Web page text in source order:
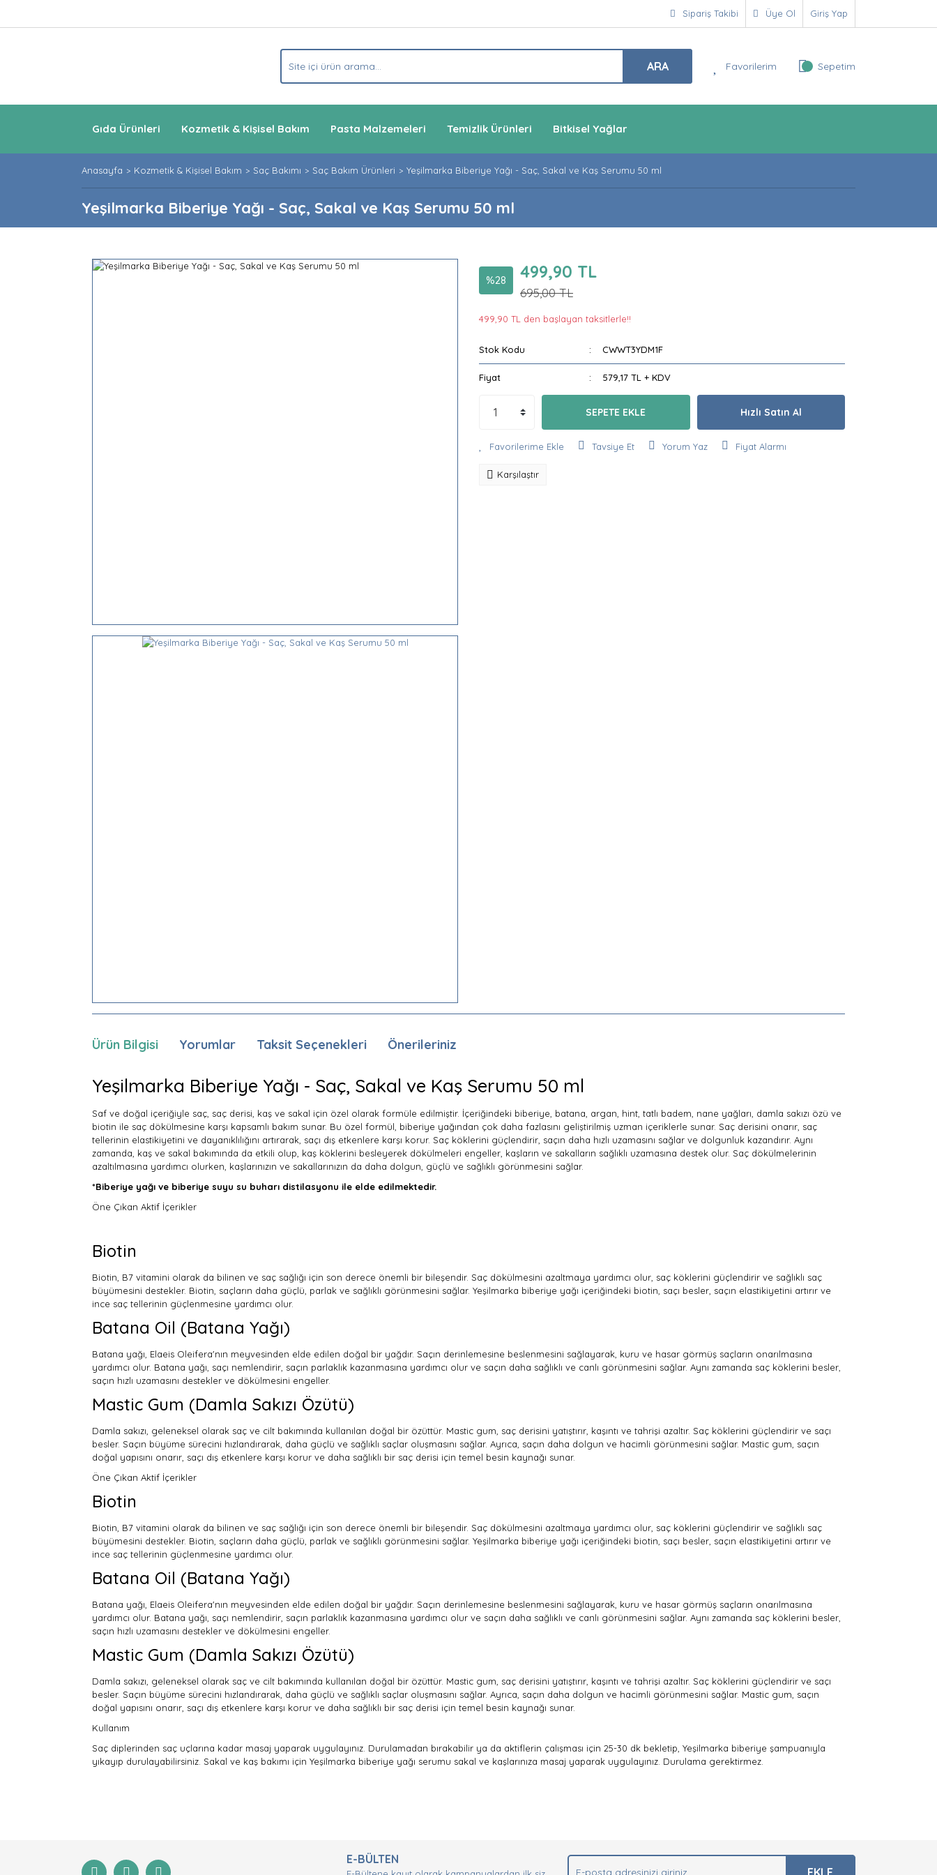
Sipariş Takibi Üye Ol Giriş Yap
ARA Favorilerim Sepetim
Gıda Ürünleri Kozmetik & Kişisel Bakım Pasta Malzemeleri Temizlik Ürünleri Bitkisel Yağlar
Anasayfa Kozmetik & Kişisel Bakım Saç Bakımı Saç Bakım Ürünleri Yeşilmarka Biberiye Yağı - Saç, Sakal ve Kaş Serumu 50 ml
Yeşilmarka Biberiye Yağı - Saç, Sakal ve Kaş Serumu 50 ml
%28 499,90 TL
695,00 TL
499,90 TL den başlayan taksitlerle!!
Stok Kodu CWWT3YDM1F
Fiyat 579,17 TL + KDV
SEPETE EKLE Hızlı Satın Al
Tavsiye Et Yorum Yaz Fiyat Alarmı
Karşılaştır
Ürün Bilgisi Yorumlar Taksit Seçenekleri Önerileriniz
Yeşilmarka Biberiye Yağı - Saç, Sakal ve Kaş Serumu 50 ml
Saf ve doğal içeriğiyle saç, saç derisi, kaş ve sakal için özel olarak formüle edilmiştir. İçeriğindeki biberiye, batana, argan, hint, tatlı badem, nane yağları, damla sakızı özü ve
biotin ile saç dökülmesine karşı kapsamlı bakım sunar. Bu özel formül, biberiye yağından çok daha fazlasını geliştirilmiş uzman içeriklerle sunar. Saç derisini onarır, saç
tellerinin elastikiyetini ve dayanıklılığını artırarak, saçı dış etkenlere karşı korur. Saç köklerini güçlendirir, saçın daha hızlı uzamasını sağlar ve dolgunluk kazandırır. Aynı
zamanda, kaş ve sakal bakımında da etkili olup, kaş köklerini besleyerek dökülmeleri engeller, kaşların ve sakalların sağlıklı uzamasına destek olur. Saç dökülmelerinin
azaltılmasına yardımcı olurken, kaşlarınızın ve sakallarınızın da daha dolgun, güçlü ve sağlıklı görünmesini sağlar.
*Biberiye yağı ve biberiye suyu su buharı distilasyonu ile elde edilmektedir.
Öne Çıkan Aktif İçerikler
Biotin
Biotin, B7 vitamini olarak da bilinen ve saç sağlığı için son derece önemli bir bileşendir. Saç dökülmesini azaltmaya yardımcı olur, saç köklerini güçlendirir ve sağlıklı saç
büyümesini destekler. Biotin, saçların daha güçlü, parlak ve sağlıklı görünmesini sağlar. Yeşilmarka biberiye yağı içeriğindeki biotin, saçı besler, saçın elastikiyetini artırır ve
ince saç tellerinin güçlenmesine yardımcı olur.
Batana Oil (Batana Yağı)
Batana yağı, Elaeis Oleifera'nın meyvesinden elde edilen doğal bir yağdır. Saçın derinlemesine beslenmesini sağlayarak, kuru ve hasar görmüş saçların onarılmasına
yardımcı olur. Batana yağı, saçı nemlendirir, saçın parlaklık kazanmasına yardımcı olur ve saçın daha sağlıklı ve canlı görünmesini sağlar. Aynı zamanda saç köklerini besler,
saçın hızlı uzamasını destekler ve dökülmesini engeller.
Mastic Gum (Damla Sakızı Özütü)
Damla sakızı, geleneksel olarak saç ve cilt bakımında kullanılan doğal bir özüttür. Mastic gum, saç derisini yatıştırır, kaşıntı ve tahrişi azaltır. Saç köklerini güçlendirir ve saçı
besler. Saçın büyüme sürecini hızlandırarak, daha güçlü ve sağlıklı saçlar oluşmasını sağlar. Ayrıca, saçın daha dolgun ve hacimli görünmesini sağlar. Mastic gum, saçın
doğal yapısını onarır, saçı dış etkenlere karşı korur ve daha sağlıklı bir saç derisi için temel besin kaynağı sunar.
Öne Çıkan Aktif İçerikler
Biotin
Biotin, B7 vitamini olarak da bilinen ve saç sağlığı için son derece önemli bir bileşendir. Saç dökülmesini azaltmaya yardımcı olur, saç köklerini güçlendirir ve sağlıklı saç
büyümesini destekler. Biotin, saçların daha güçlü, parlak ve sağlıklı görünmesini sağlar. Yeşilmarka biberiye yağı içeriğindeki biotin, saçı besler, saçın elastikiyetini artırır ve
ince saç tellerinin güçlenmesine yardımcı olur.
Batana Oil (Batana Yağı)
Batana yağı, Elaeis Oleifera'nın meyvesinden elde edilen doğal bir yağdır. Saçın derinlemesine beslenmesini sağlayarak, kuru ve hasar görmüş saçların onarılmasına
yardımcı olur. Batana yağı, saçı nemlendirir, saçın parlaklık kazanmasına yardımcı olur ve saçın daha sağlıklı ve canlı görünmesini sağlar. Aynı zamanda saç köklerini besler,
saçın hızlı uzamasını destekler ve dökülmesini engeller.
Mastic Gum (Damla Sakızı Özütü)
Damla sakızı, geleneksel olarak saç ve cilt bakımında kullanılan doğal bir özüttür. Mastic gum, saç derisini yatıştırır, kaşıntı ve tahrişi azaltır. Saç köklerini güçlendirir ve saçı
besler. Saçın büyüme sürecini hızlandırarak, daha güçlü ve sağlıklı saçlar oluşmasını sağlar. Ayrıca, saçın daha dolgun ve hacimli görünmesini sağlar. Mastic gum, saçın
doğal yapısını onarır, saçı dış etkenlere karşı korur ve daha sağlıklı bir saç derisi için temel besin kaynağı sunar.
Kullanım
Saç diplerinden saç uçlarına kadar masaj yaparak uygulayınız. Durulamadan bırakabilir ya da aktiflerin çalışması için 25-30 dk bekletip, Yeşilmarka biberiye şampuanıyla
yıkayıp durulayabilirsiniz. Sakal ve kaş bakımı için Yeşilmarka biberiye yağı serumu sakal ve kaşlarınıza masaj yaparak uygulayınız. Durulama gerektirmez.
Ürün açıklamasında eksik bilgiler bulunuyor.
E-BÜLTEN
EKLE